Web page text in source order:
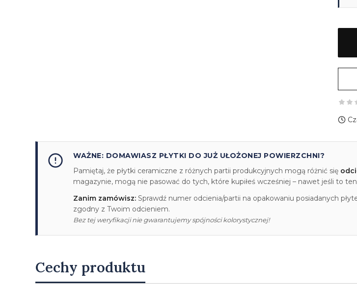
WAŻNE: DOMAWIASZ PŁYTKI DO JUŻ UŁOŻONEJ POWIERZCHNI?
Pamiętaj, że płytki ceramiczne z różnych partii produkcyjnych mogą różnić się
magazynie, mogą nie pasować do tych, które kupiłeś wcześniej – nawet jeśli to
Zanim zamówisz: Sprawdź numer odcienia/partii na opakowaniu posiadanych
zgodny z Twoim odcieniem.
Bez tej weryfikacji nie gwarantujemy spójności kolorystycznej!
Cechy produktu